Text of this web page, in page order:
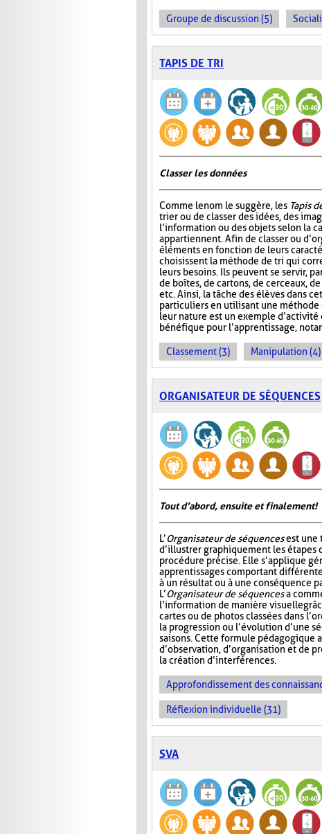
Groupe de discussion (5)
TAPIS DE TRI
Classer les données
Comme le nom le suggère, les Tapis
trier ou de classer des idées, des
l’information ou des objets selon la
appartiennent. Afin de classer ou
éléments en fonction de leurs
choisissent la méthode de tri qui
leurs besoins. Ils peuvent se servir,
de boîtes, de cartons, de cerceaux,
etc. Ainsi, la tâche des élèves dans
particuliers en utilisant une méthode
leur nature est un exemple d’activité
bénéfique pour l’apprentissage,
Classement (3) Manipulation (4)
ORGANISATEUR DE SÉQUENCES
Tout d’abord, ensuite et finalement!
L’Organisateur de séquencesest une
d’illustrer graphiquement les étapes
procédure précise. Elle s’applique
apprentissages comportant
à un résultat ou à une conséquence
L’Organisateur de séquencesa
l’information de manière visuelle
cartes ou de photos classées dans
la progression ou l’évolution d’une
saisons. Cette formule pédagogique
d’observation, d’organisation et de
la création d’interférences.
Approfondissement des
Réflexion individuelle (31)
SVA